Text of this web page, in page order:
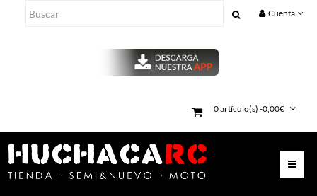
Cuenta
0 artículo(s) -0,00€